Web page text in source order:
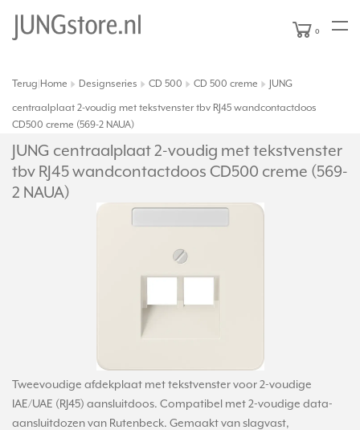
0
Terug Home Designseries CD 500 CD 500 creme JUNG
centraalplaat 2-voudig met tekstvenster tbv RJ45 wandcontactdoos
CD500 creme (569-2 NAUA)
JUNG centraalplaat 2-voudig met tekstvenster
tbv RJ45 wandcontactdoos CD500 creme (569-
2 NAUA)
Tweevoudige afdekplaat met tekstvenster voor 2-voudige
IAE/UAE (RJ45) aansluitdoos. Compatibel met 2-voudige data-
aansluitdozen van Rutenbeck. Gemaakt van slagvast,